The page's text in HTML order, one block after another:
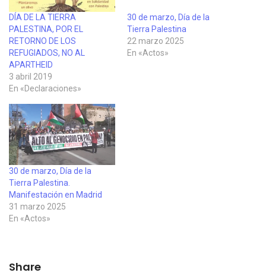
DÍA DE LA TIERRA
PALESTINA, POR EL
RETORNO DE LOS
REFUGIADOS, NO AL
APARTHEID
3 abril 2019
En «Declaraciones»
30 de marzo, Día de la
Tierra Palestina
22 marzo 2025
En «Actos»
30 de marzo, Día de la
Tierra Palestina.
Manifestación en Madrid
31 marzo 2025
En «Actos»
Share